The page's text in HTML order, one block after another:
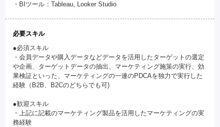
・BIツール：Tableau, Looker Studio
必要スキル
●必須スキル
・会員データや購入データなどデータを活用したターゲットの選定
や企画、ターゲットデータの抽出、マーケティング施策の実行、効
果検証といった、マーケティングの一連のPDCAを独力で実行した
経験（B2B、B2Cのどちらでも可)
●歓迎スキル
・上記に記載のマーケティング製品を活用したマーケティングの実
務経験